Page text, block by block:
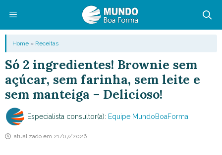
conteúdo
Menu
Home » Receitas
Só 2 ingredientes! Brownie sem
açúcar, sem farinha, sem leite e
sem manteiga – Delicioso!
Especialista consultor(a): Equipe MundoBoaForma
atualizado em 21/07/2026